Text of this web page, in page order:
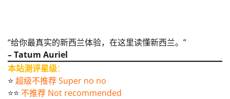
“给你最真实的新西兰体验，在这里读懂新西兰。”
– Tatum Auriel
本站测评星级：
⭐️ 超级不推荐 Super no no
⭐️⭐️ 不推荐 Not recommended